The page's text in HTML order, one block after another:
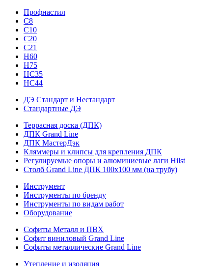
Профнастил
С8
С10
С20
С21
H60
H75
HС35
НС44
ДЭ Стандарт и Нестандарт
Стандартные ДЭ
Террасная доска (ДПК)
ДПК Grand Line
ДПК МастерДэк
Кляммеры и клипсы для крепления ДПК
Регулируемые опоры и алюминиевые лаги Hilst
Столб Grand Line ДПК 100х100 мм (на трубу)
Инструмент
Инструменты по бренду
Инструменты по видам работ
Оборудование
Софиты Металл и ПВХ
Софит виниловый Grand Line
Софиты металлические Grand Line
Утепление и изоляция